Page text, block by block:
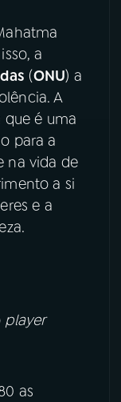
a
(ONU) a
A
é uma
para a
na vida de
a si
e a
player
as